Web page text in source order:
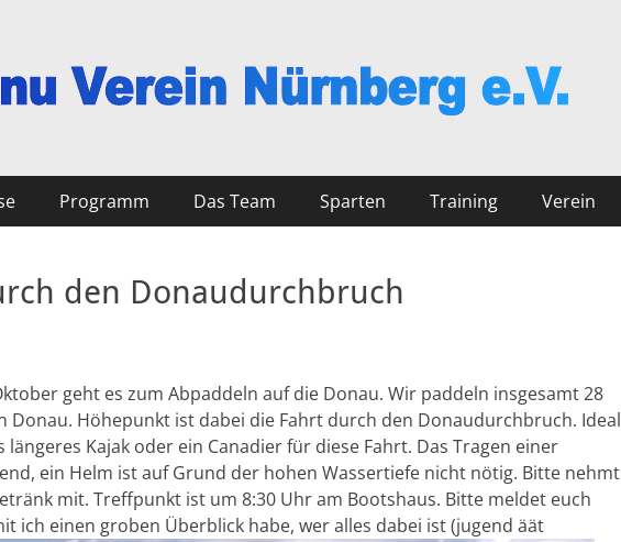
Nuernberg
Programm Das Team Sparten Training Verein
den Donaudurchbruch
geht es zum Abpaddeln auf die Donau. Wir paddeln insgesamt 28
Donau. Höhepunkt ist dabei die Fahrt durch den Donaudurchbruch. Ideal
längeres Kajak oder ein Canadier für diese Fahrt. Das Tragen einer
ein Helm ist auf Grund der hohen Wassertiefe nicht nötig. Bitte nehmt
mit. Treffpunkt ist um 8:30 Uhr am Bootshaus. Bitte meldet euch
ich einen groben Überblick habe, wer alles dabei ist (jugend äät